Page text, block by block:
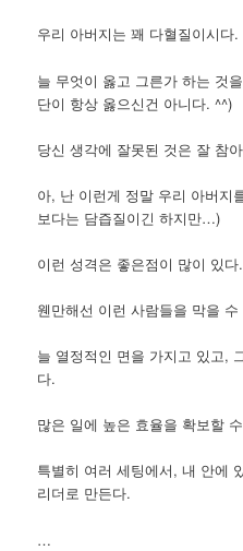
우리 아버지는 꽤 다혈질이시다
늘 무엇이 옳고 그른가 하는 것
단이 항상 옳으신건 아니다. ^^)
당신 생각에 잘못된 것은 잘 참
아, 난 이런게 정말 우리 아버지
보다는 담즙질이긴 하지만…)
이런 성격은 좋은점이 많이 있다.
웬만해선 이런 사람들을 막을
늘 열정적인 면을 가지고 있고,
다.
많은 일에 높은 효율을 확보할
특별히 여러 세팅에서, 내 안에
리더로 만든다.
…